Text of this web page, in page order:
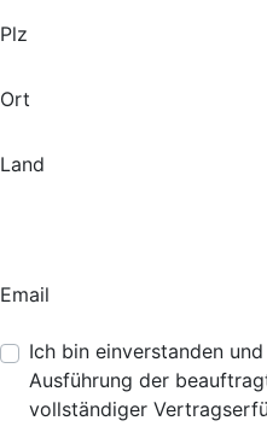
Plz
Ort
Land
Email
Ich bin einverstanden
Ausführung der
vollständiger